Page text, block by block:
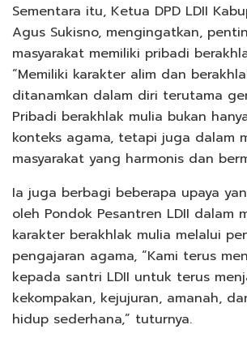
Sementara itu, Ketua DPD LDII
Agus Sukisno, mengingatkan,
masyarakat memiliki pribadi
“Memiliki karakter alim dan
ditanamkan dalam diri terutama
Pribadi berakhlak mulia bukan
konteks agama, tetapi juga dalam
masyarakat yang harmonis dan
Ia juga berbagi beberapa upaya
oleh Pondok Pesantren LDII dalam
karakter berakhlak mulia melalui
pengajaran agama, “Kami terus
kepada santri LDII untuk terus
kekompakan, kejujuran, amanah,
hidup sederhana,” tuturnya.